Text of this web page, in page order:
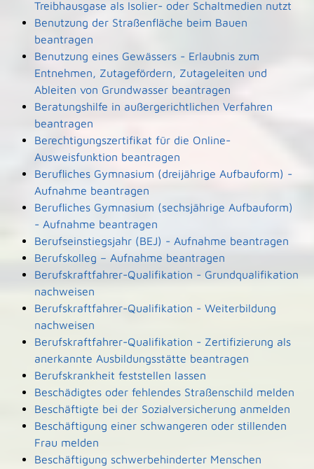
Treibhausgase als Isolier- oder Schaltmedien nutzt
Benutzung der Straßenfläche beim Bauen
beantragen
Benutzung eines Gewässers - Erlaubnis zum
Entnehmen, Zutagefördern, Zutageleiten und
Ableiten von Grundwasser beantragen
Beratungshilfe in außergerichtlichen Verfahren
beantragen
Berechtigungszertifikat für die Online-
Ausweisfunktion beantragen
Berufliches Gymnasium (dreijährige Aufbauform) -
Aufnahme beantragen
Berufliches Gymnasium (sechsjährige Aufbauform)
- Aufnahme beantragen
Berufseinstiegsjahr (BEJ) - Aufnahme beantragen
Berufskolleg – Aufnahme beantragen
Berufskraftfahrer-Qualifikation - Grundqualifikation
nachweisen
Berufskraftfahrer-Qualifikation - Weiterbildung
nachweisen
Berufskraftfahrer-Qualifikation - Zertifizierung als
anerkannte Ausbildungsstätte beantragen
Berufskrankheit feststellen lassen
Beschädigtes oder fehlendes Straßenschild melden
Beschäftigte bei der Sozialversicherung anmelden
Beschäftigung einer schwangeren oder stillenden
Frau melden
Beschäftigung schwerbehinderter Menschen